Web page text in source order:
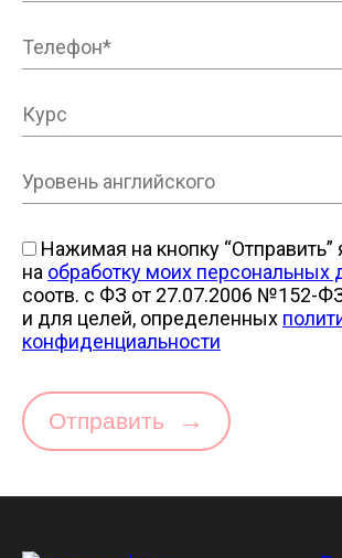
Нажимая на кнопку
на обработку моих персональных
соотв. с ФЗ от 27.07.2006 №152-
и для целей, определенных
конфиденциальности
Отправить →